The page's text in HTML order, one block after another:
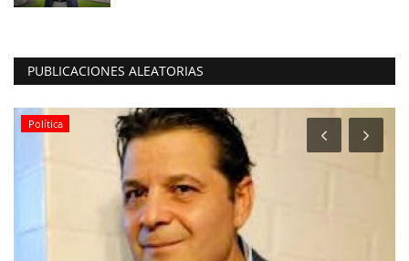
PUBLICACIONES ALEATORIAS
Política